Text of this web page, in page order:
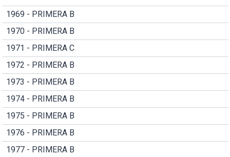
1969 - PRIMERA B
1970 - PRIMERA B
1971 - PRIMERA C
1972 - PRIMERA B
1973 - PRIMERA B
1974 - PRIMERA B
1975 - PRIMERA B
1976 - PRIMERA B
1977 - PRIMERA B